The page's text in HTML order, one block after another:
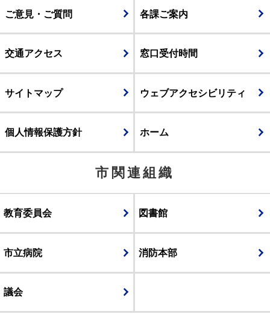
ご意見・ご質問 各課ご案内
交通アクセス 窓口受付時間
サイトマップ ウェブアクセシビリティ
個人情報保護方針 ホーム
市関連組織
教育委員会 図書館
市立病院 消防本部
議会